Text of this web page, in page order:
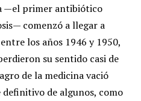
—el primer antibiótico
comenzó a llegar a
los años 1946 y 1950,
su sentido casi de
de la medicina vació
de algunos, como